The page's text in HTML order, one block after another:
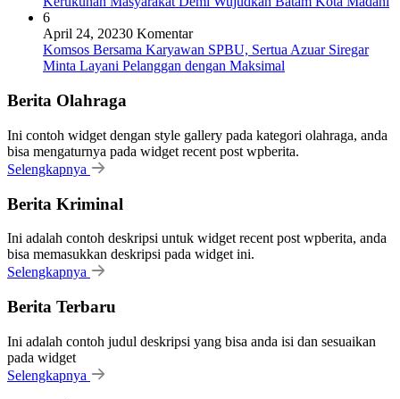
6
April 24, 20230 Komentar
Komsos Bersama Karyawan SPBU, Sertua Azuar Siregar
Minta Layani Pelanggan dengan Maksimal
Berita Olahraga
Ini contoh widget dengan style gallery pada kategori olahraga, anda
bisa mengaturnya pada widget recent post wpberita.
Selengkapnya
Berita Kriminal
Ini adalah contoh deskripsi untuk widget recent post wpberita, anda
bisa memasukkan deskripsi pada widget ini.
Selengkapnya
Berita Terbaru
Ini adalah contoh judul deskripsi yang bisa anda isi dan sesuaikan
pada widget
Selengkapnya